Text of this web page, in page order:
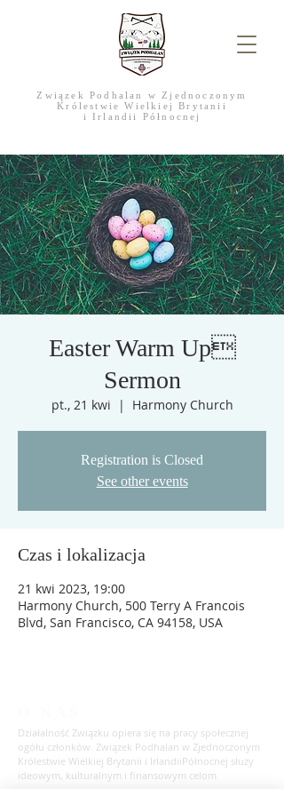
Związek Podhalan w Zjednoczonym
Królestwie Wielkiej Brytanii
i Irlandii Północnej
Easter Warm Up
Sermon
pt., 21 kwi
  |
Harmony Church
Registration is Closed
See other events
Czas i lokalizacja
21 kwi 2023, 19:00
Harmony Church, 500 Terry A Francois
Blvd, San Francisco, CA 94158, USA
Działalność Związku opiera się na pracy społecznej
ogółu członków. Związek Podhalan w Zjednoczonym
Królestwie Wielkiej Brytanii i IrlandiiPółnocnej służy
ideowym, kulturalnym i finansowym celom